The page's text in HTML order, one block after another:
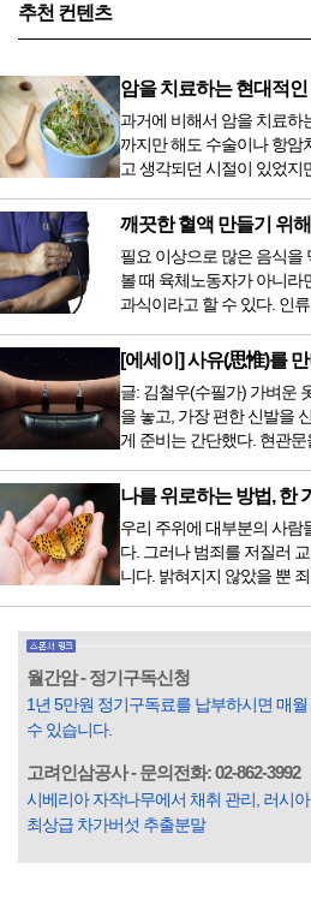
추천 컨텐츠
암을 치료하는 현대적인
과거에 비해서 암을 치료하
까지만 해도 수술이나 항암
고 생각되던 시절이 있었지
오면서 암을 치료하는 방법
자 치료를 받기 위해서는
있는 나라에 가서 힘들게 치
전립선암 환자를 시작으로
치료 범위가 한정되어 모든
는 없지만 치료...
깨끗한 혈액 만들기 위
필요 이상으로 많은 음식을
볼 때 육체노동자가 아니라
과식이라고 할 수 있다. 인
저녁을 습관적으로 음식을
음식을 먹거나, 아침에 식욕
가 활기차다’라는 이야기
다. 식욕이 없다는 느낌은
화할 힘이 없다거나 더 이
[에세이] 사유(思惟)를
글: 김철우(수필가) 가벼운
을 놓고, 가장 편한 신발을
게 준비는 간단했다. 현관문
막이 열리기 전. 그 특유의
은 것이었다. 두 금동 미륵
렇게 시작됐다. 두 반가사유상을 알게 된 것은 몇 해 전이었다.
잡지의 발행인으로 독자에
중 우리 문화재를 하나씩 소
나를 위로하는 방법, 한
우리 주위에 대부분의 사람
다. 그러나 범죄를 저질러
니다. 밝혀지지 않았을 뿐
입힌다는 것입니다. 미꾸라
옛말이 그저 허투루 생기지
들은 열심히 살아갑니다.
월간암 - 정기구독신청
1년 5만원 정기구독료를 납부하시면 매
수 있습니다.
고려인삼공사 - 문의전화: 02-862-3992
시베리아 자작나무에서 채취 관리, 러시
최상급 차가버섯 추출분말